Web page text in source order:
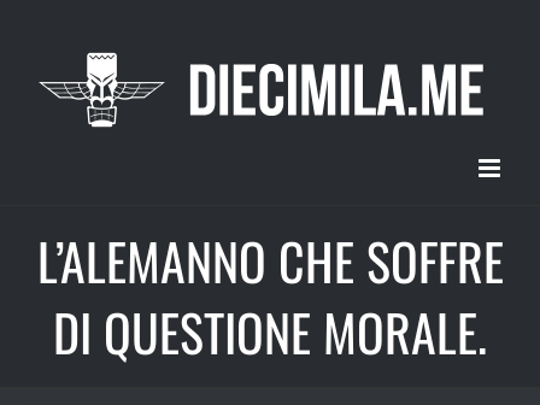
contenuto
L’ALEMANNO CHE SOFFRE
DI QUESTIONE MORALE.